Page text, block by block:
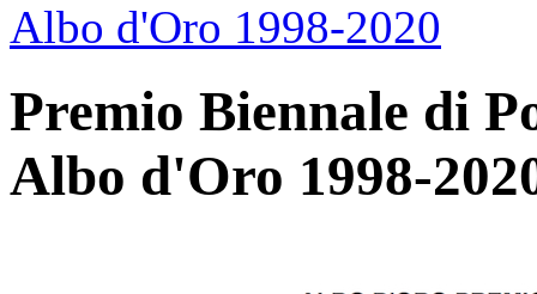
Albo d'Oro 1998-2020
Premio Biennale di
Albo d'Oro 1998-